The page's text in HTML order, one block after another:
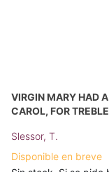
VIRGIN MARY HAD
CAROL, FOR
Slessor, T.
Disponible en breve